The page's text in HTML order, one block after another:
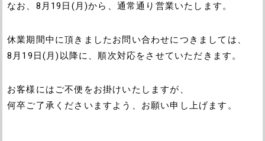
なお、8月19日(月)から、通常通り営業いたします。
休業期間中に頂きましたお問い合わせにつきましては、
8月19日(月)以降に、順次対応をさせていただきます。
お客様にはご不便をお掛けいたしますが、
何卒ご了承くださいますよう、お願い申し上げます。